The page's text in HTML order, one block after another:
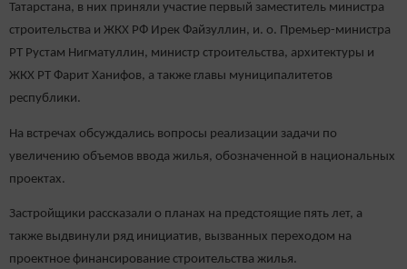
Татарстана, в них приняли участие первый заместитель министра
строительства и ЖКХ РФ Ирек Файзуллин, и. о. Премьер-министра
РТ Рустам Нигматуллин, министр строительства, архитектуры и
ЖКХ РТ Фарит Ханифов, а также главы муниципалитетов
республики.
На встречах обсуждались вопросы реализации задачи по
увеличению объемов ввода жилья, обозначенной в национальных
проектах.
Застройщики рассказали о планах на предстоящие пять лет, а
также выдвинули ряд инициатив, вызванных переходом на
проектное финансирование строительства жилья.